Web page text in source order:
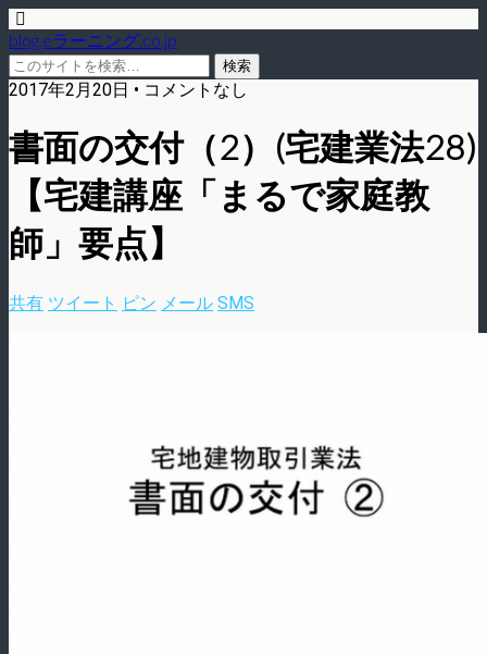
blog.eラーニング.co.jp
2017年2月20日 • コメントなし
書面の交付（2）(宅建業法28)
【宅建講座「まるで家庭教
師」要点】
共有 ツイート ピン メール SMS